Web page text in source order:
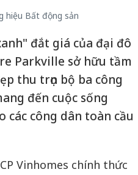
hiệu Bất động sản
đắt giá của đại đô
Parkville sở hữu tầm
thu trọn bộ ba công
đến cuộc sống
các công dân toàn cầu
Vinhomes chính thức